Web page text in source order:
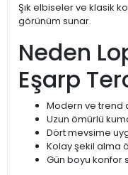
Şık elbiseler ve klasik
görünüm sunar.
Neden
Eşarp
Modern ve trend
Uzun ömürlü
Dört mevsime
Kolay şekil alma
Gün boyu konfor